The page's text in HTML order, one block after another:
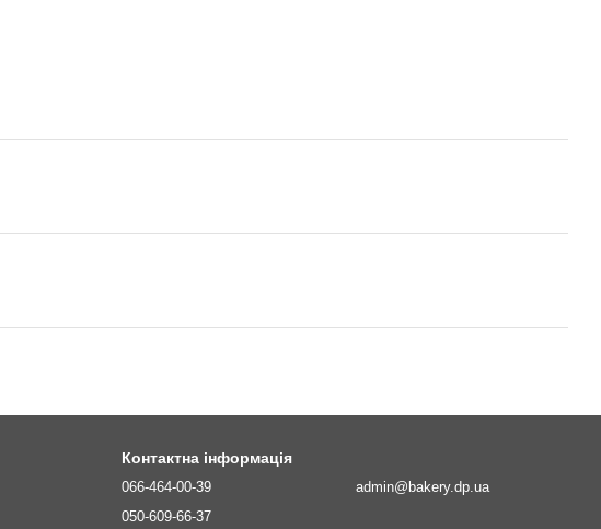
Контактна інформація
066-464-00-39
050-609-66-37
admin@bakery.dp.ua